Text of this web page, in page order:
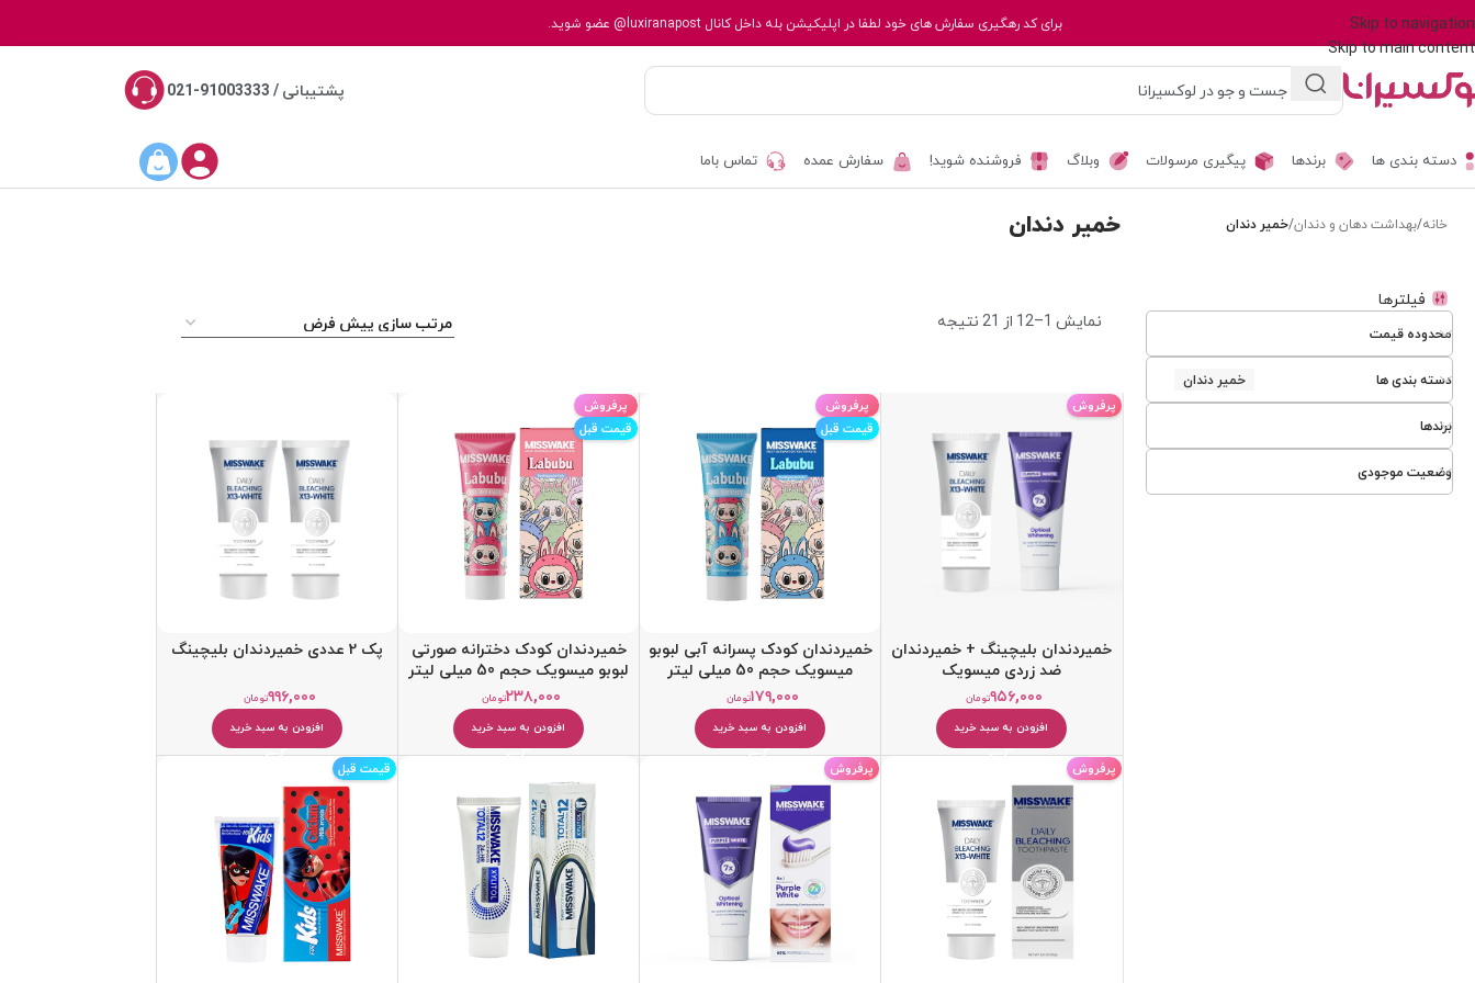
Skip to navigation
Skip to main content
برای کد رهگیری سفارش های خود لطفا در اپلیکیشن بله داخل کانال@luxiranapost عضو شوید.
پشتیبانی / 91003333-021
دسته بندی ها
دستمال مرطوب آرایشی
کرم مرطوب کننده
بالم و مرطوب کننده لب
برندها پیگیری مرسولات وبلاگ فروشنده شوید! سفارش عمده تماس باما
خانه/بهداشت دهان و دندان/خمیر دندان خمیر دندان
فیلترها
محدوده قیمت
دسته بندی ها خمیر دندان
برندها
وضعیت موجودی
نمایش 1–12 از 21 نتیجه
پرفروش
خمیردندان بلیچینگ + خمیردندان
ضد زردی میسویک
تومان۹۵۶,۰۰۰
افزودن به سبد خرید
پرفروش
قیمت قبل
خمیردندان کودک پسرانه آبی لبوبو
میسویک حجم 50 میلی لیتر
تومان۱۷۹,۰۰۰
افزودن به سبد خرید
پرفروش
قیمت قبل
خمیردندان کودک دخترانه صورتی
لبوبو میسویک حجم 50 میلی لیتر
تومان۲۳۸,۰۰۰
افزودن به سبد خرید
پک 2 عددی خمیردندان بلیچینگ
تومان۹۹۶,۰۰۰
افزودن به سبد خرید
پرفروش پرفروش قیمت قبل